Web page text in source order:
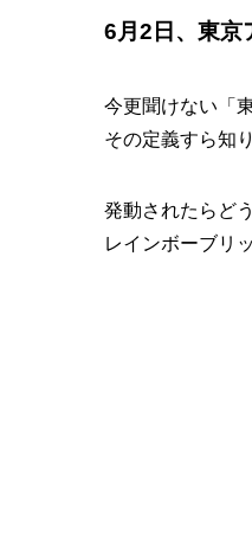
6月2日、東京
今更聞けない「
その定義すら知
発動されたらど
レインボーブリ